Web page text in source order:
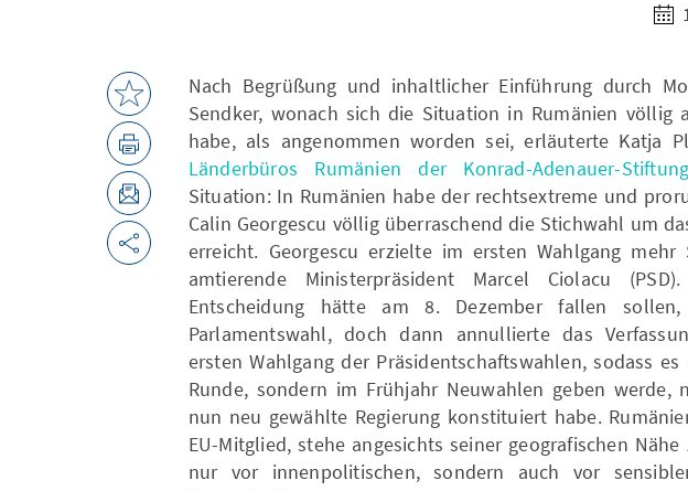
Nach Begrüßung und inhaltlicher Einführung durch
Sendker, wonach sich die Situation in Rumänien völlig
habe, als angenommen worden sei, erläuterte Katja
Länderbüros Rumänien der Konrad-Adenauer-Stiftung
Situation: In Rumänien habe der rechtsextreme und
Calin Georgescu völlig überraschend die Stichwahl um
erreicht. Georgescu erzielte im ersten Wahlgang
amtierende Ministerpräsident Marcel Ciolacu
Entscheidung hätte am 8. Dezember fallen
Parlamentswahl, doch dann annullierte das
ersten Wahlgang der Präsidentschaftswahlen, sodass
Runde, sondern im Frühjahr Neuwahlen geben werde,
nun neu gewählte Regierung konstituiert habe.
EU-Mitglied, stehe angesichts seiner geografischen
nur vor innenpolitischen, sondern auch vor